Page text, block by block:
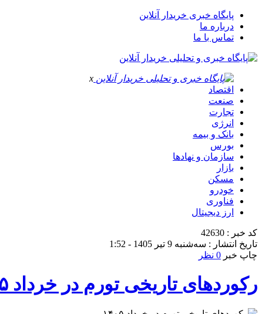
پایگاه خبری خریدار آنلاین
درباره ما
تماس با ما
x
اقتصاد
صنعت
تجارت
انرژی
بانک و بیمه
بورس
سازمان و نهادها
بازار
مسکن
خودرو
فناوری
ارز دیجیتال
کد خبر : 42630
تاریخ انتشار : سه‌شنبه 9 تیر 1405 - 1:52
چاپ خبر 0 نظر
رکوردهای تاریخی تورم در خرداد ۱۴۰۵